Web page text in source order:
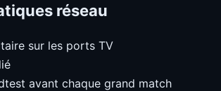
réseau
sur les ports TV
avant chaque grand match